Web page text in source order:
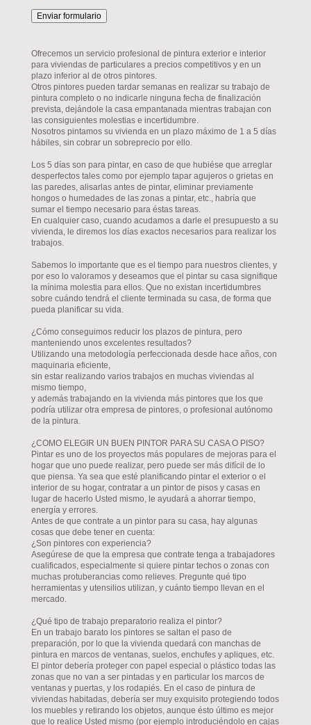
Ofrecemos un servicio profesional de pintura exterior e interior
para viviendas de particulares a precios competitivos y en un
plazo inferior al de otros pintores.
Otros pintores pueden tardar semanas en realizar su trabajo de
pintura completo o no indicarle ninguna fecha de finalización
prevista, dejándole la casa empantanada mientras trabajan con
las consiguientes molestias e incertidumbre.
Nosotros pintamos su vivienda en un plazo máximo de 1 a 5 días
hábiles, sin cobrar un sobreprecio por ello.
Los 5 días son para pintar, en caso de que hubiése que arreglar
desperfectos tales como por ejemplo tapar agujeros o grietas en
las paredes, alisarlas antes de pintar, eliminar previamente
hongos o humedades de las zonas a pintar, etc., habría que
sumar el tiempo necesario para éstas tareas.
En cualquier caso, cuando acudamos a darle el presupuesto a su
vivienda, le diremos los días exactos necesarios para realizar los
trabajos.
Sabemos lo importante que es el tiempo para nuestros clientes, y
por eso lo valoramos y deseamos que el pintar su casa signifique
la mínima molestia para ellos. Que no existan incertidumbres
sobre cuándo tendrá el cliente terminada su casa, de forma que
pueda planificar su vida.
¿Cómo conseguimos reducir los plazos de pintura, pero
manteniendo unos excelentes resultados?
Utilizando una metodología perfeccionada desde hace años, con
maquinaria eficiente,
sin estar realizando varios trabajos en muchas viviendas al
mismo tiempo,
y además trabajando en la vivienda más pintores que los que
podría utilizar otra empresa de pintores, o profesional autónomo
de la pintura.
¿COMO ELEGIR UN BUEN PINTOR PARA SU CASA O PISO?
Pintar es uno de los proyectos más populares de mejoras para el
hogar que uno puede realizar, pero puede ser más difícil de lo
que piensa. Ya sea que esté planificando pintar el exterior o el
interior de su hogar, contratar a un pintor de pisos y casas en
lugar de hacerlo Usted mismo, le ayudará a ahorrar tiempo,
energía y errores.
Antes de que contrate a un pintor para su casa, hay algunas
cosas que debe tener en cuenta:
¿Son pintores con experiencia?
Asegúrese de que la empresa que contrate tenga a trabajadores
cualificados, especialmente si quiere pintar techos o zonas con
muchas protuberancias como relieves. Pregunte qué tipo
herramientas y utensilios utilizan, y cuánto tiempo llevan en el
mercado.
¿Qué tipo de trabajo preparatorio realiza el pintor?
En un trabajo barato los pintores se saltan el paso de
preparación, por lo que la vivienda quedará con manchas de
pintura en marcos de ventanas, suelos, enchufes y apliques, etc.
El pintor debería proteger con papel especial o plástico todas las
zonas que no van a ser pintadas y en particular los marcos de
ventanas y puertas, y los rodapiés. En el caso de pintura de
viviendas habitadas, debería ser muy exquisito protegiendo todos
los muebles y retirando los objetos, aunque ésto último es mejor
que lo realice Usted mismo (por ejemplo introduciéndolo en cajas